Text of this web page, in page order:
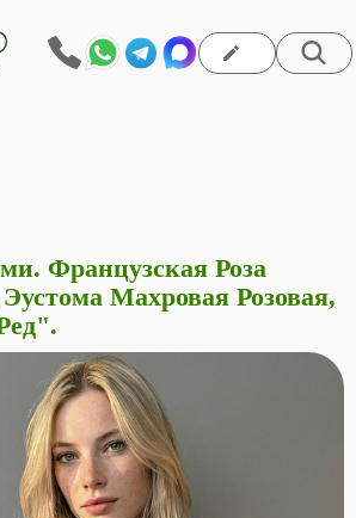
Французская Роза
Махровая Розовая,